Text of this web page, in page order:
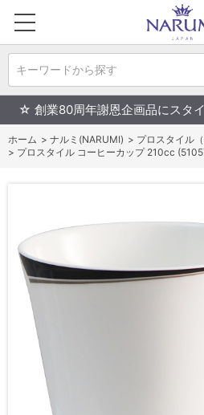
キーワードから探す
☆ 創業80周年謝恩企画品にスタ
ホーム > ナルミ(NARUMI) > プロスタイル（
> プロスタイル コーヒーカップ 210cc